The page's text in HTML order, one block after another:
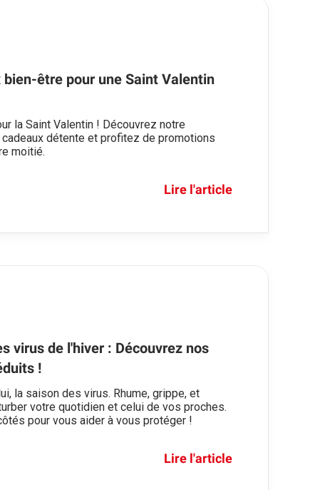
bien-être pour une Saint Valentin
la Saint Valentin ! Découvrez notre
détente et profitez de promotions
moitié.
Lire l'article
virus de l'hiver : Découvrez nos
!
la saison des virus. Rhume, grippe, et
votre quotidien et celui de vos proches.
pour vous aider à vous protéger !
Lire l'article